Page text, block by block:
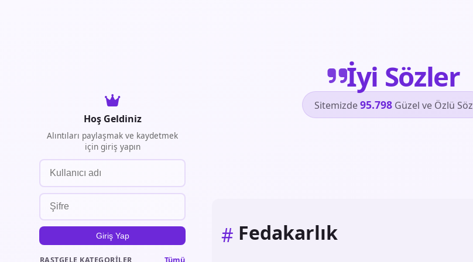
İyi Sözler
Sitemizde95.798Güzel ve Özlü Söz
Hoş Geldiniz
Alıntıları paylaşmak ve kaydetmek
için giriş yapın
Giriş Yap
Tümü
# Fedakarlık